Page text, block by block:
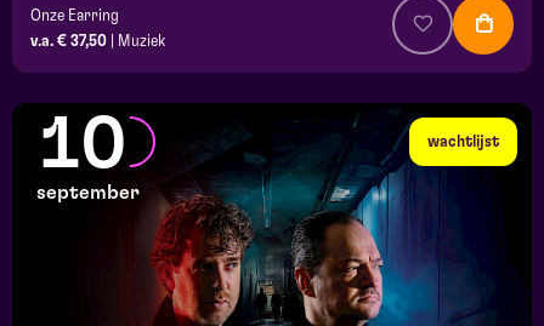
Onze Earring
v.a. € 37,50
Muziek
wachtlijst
10
september